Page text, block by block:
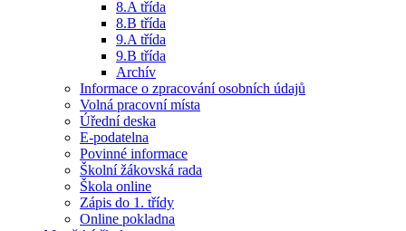
8.A třída
8.B třída
9.A třída
9.B třída
Archív
Informace o zpracování osobních údajů
Volná pracovní místa
Úřední deska
E-podatelna
Povinné informace
Školní žákovská rada
Škola online
Zápis do 1. třídy
Online pokladna